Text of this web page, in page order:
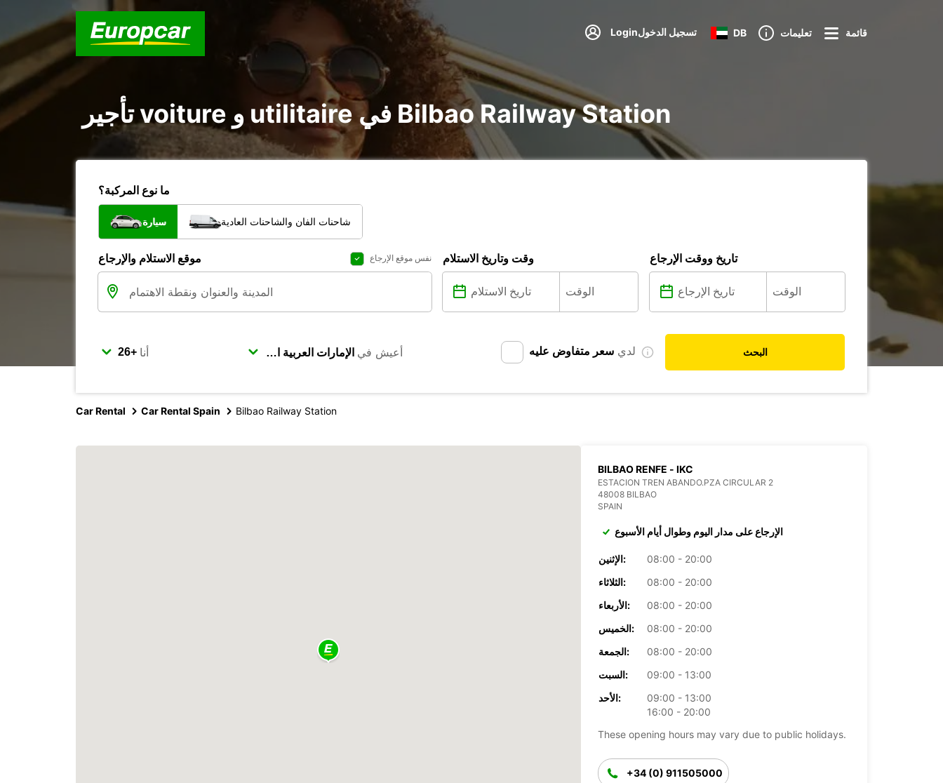
Loginتسجيل الدخول DB تعليمات قائمة
تأجير voiture و utilitaire في Bilbao Railway Station
ما نوع المركبة؟
سيارة شاحنات الفان والشاحنات العادية
موقع الاستلام والإرجاع نفس موقع الإرجاع وقت وتاريخ الاستلام تاريخ ووقت الإرجاع
أنا أعيش في لدي سعر متفاوض عليه البحث
Car Rental Car Rental Spain Bilbao Railway Station
BILBAO RENFE - IKC
ESTACION TREN ABANDO.PZA CIRCULAR 2
48008 BILBAO
SPAIN
الإرجاع على مدار اليوم وطوال أيام الأسبوع
الإثنين:
08:00 - 20:00
الثلاثاء:
08:00 - 20:00
الأربعاء:
08:00 - 20:00
الخميس:
08:00 - 20:00
الجمعة:
08:00 - 20:00
السبت:
09:00 - 13:00
الأحد:
09:00 - 13:00
16:00 - 20:00
These opening hours may vary due to public holidays.
+34 (0) 911505000